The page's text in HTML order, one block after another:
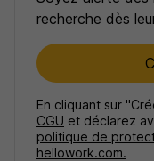
recherche dès
En cliquant sur
CGU et déclarez
politique de
hellowork.com.